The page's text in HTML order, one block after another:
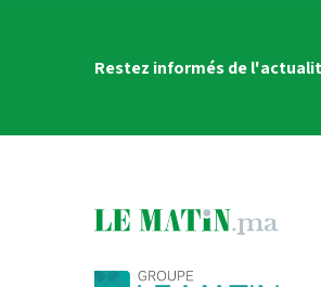
Restez informés de